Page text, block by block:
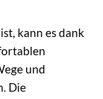
kann es dank
und
Die